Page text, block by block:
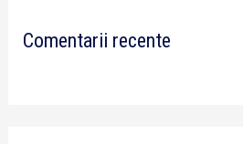
Comentarii recente